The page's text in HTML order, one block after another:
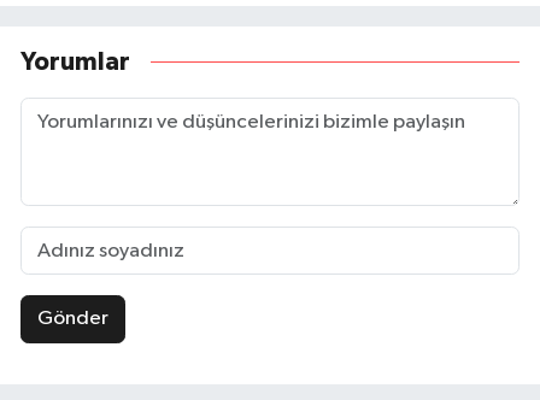
Yorumlar
Gönder